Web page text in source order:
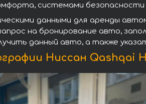
системами
данными для аренды
на бронирование авто,
данный авто, а также
Ниссан Qashqai